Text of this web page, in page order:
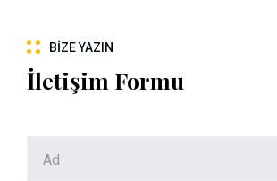
BIZE YAZIN
İletişim Formu